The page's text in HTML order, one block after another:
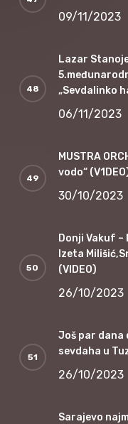
09/11/2023
Lazar
„Sevdalinko
06/11/2023
MUSTRA
vodo“
30/10/2023
Donji Vakuf
Izeta
(VIDEO)
26/10/2023
Još par dana
sevdaha u
26/10/2023
Sarajevo